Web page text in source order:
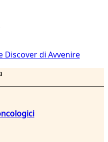
Discover di Avvenire